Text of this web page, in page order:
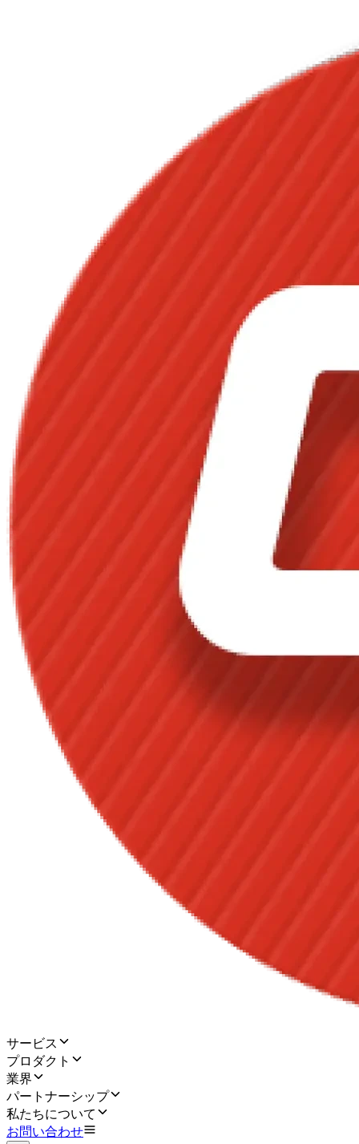
サービス
プロダクト
業界
パートナーシップ
私たちについて
お問い合わせ